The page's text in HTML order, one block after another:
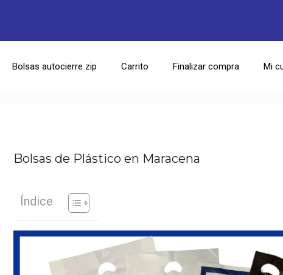
Bolsas autocierre zip Carrito Finalizar compra Mi
Bolsas de Plástico en Maracena
Índice